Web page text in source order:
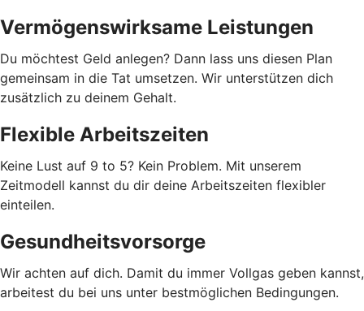
Vermögenswirksame Leistungen
Du möchtest Geld anlegen? Dann lass uns diesen Plan
gemeinsam in die Tat umsetzen. Wir unterstützen dich
zusätzlich zu deinem Gehalt.
Flexible Arbeitszeiten
Keine Lust auf 9 to 5? Kein Problem. Mit unserem
Zeitmodell kannst du dir deine Arbeitszeiten flexibler
einteilen.
Gesundheitsvorsorge
Wir achten auf dich. Damit du immer Vollgas geben kannst,
arbeitest du bei uns unter bestmöglichen Bedingungen.